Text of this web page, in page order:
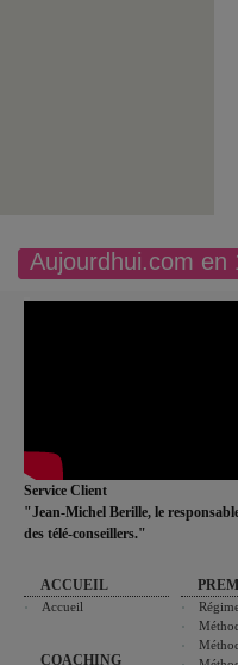
Aujourdhui.com en
Service Client
"Jean-Michel Berille, le
des télé-conseillers."
ACCUEIL
Accueil
COACHING